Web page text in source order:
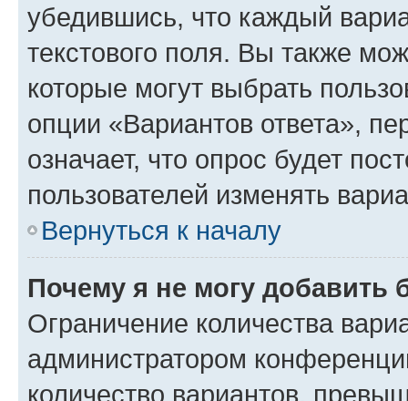
убедившись, что каждый
текстового поля. Вы также
которые могут выбрать
опции «Вариантов ответа»,
означает, что опрос будет
пользователей изменять
Вернуться к началу
Почему я не могу добавить
Ограничение количества
администратором
количество вариантов,